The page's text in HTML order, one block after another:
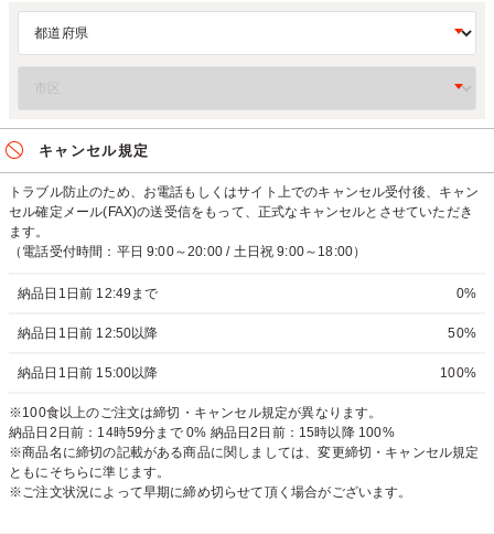
キャンセル規定
トラブル防止のため、お電話もしくはサイト上でのキャンセル受付後、キャン
セル確定メール(FAX)の送受信をもって、正式なキャンセルとさせていただき
ます。
（電話受付時間：平日 9:00～20:00 / 土日祝 9:00～18:00）
納品日1日前 12:49まで 0%
納品日1日前 12:50以降 50%
納品日1日前 15:00以降 100%
※100食以上のご注文は締切・キャンセル規定が異なります。
納品日2日前：14時59分まで 0% 納品日2日前：15時以降 100%
※商品名に締切の記載がある商品に関しましては、変更締切・キャンセル規定
ともにそちらに準じます。
※ご注文状況によって早期に締め切らせて頂く場合がございます。